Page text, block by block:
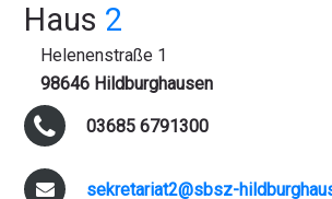
Haus 2
Helenenstraße 1
98646 Hildburghausen
03685 6791300
sekretariat2@sbsz-